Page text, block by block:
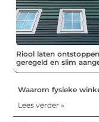
Riool laten
geregeld en slim
Waarom fysieke
Lees verder »